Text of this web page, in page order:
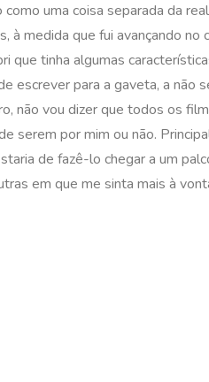
uma coisa separada da
medida que fui avançando no
que tinha algumas
escrever para a gaveta, a não
não vou dizer que todos os
serem por mim ou não.
de fazê-lo chegar a um
em que me sinta mais à